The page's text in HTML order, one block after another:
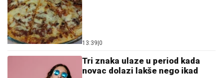
13:39|0
Tri znaka ulaze u period kada
novac dolazi lakše nego ikad